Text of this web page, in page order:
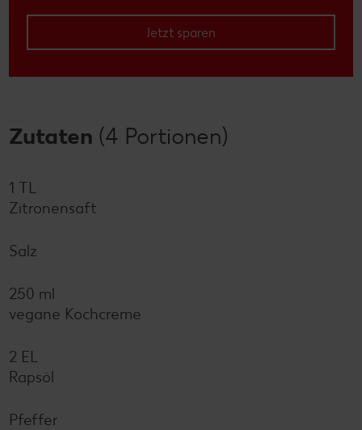
Jetzt sparen
Zutaten (4 Portionen)
1 TL
Zitronensaft
Salz
250 ml
vegane Kochcreme
2 EL
Rapsöl
Pfeffer